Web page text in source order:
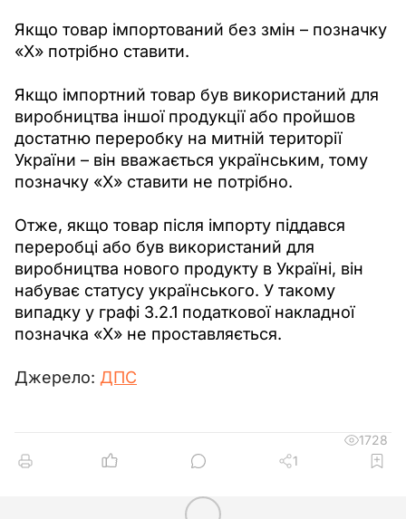
Якщо товар імпортований без змін – позначку
«Х» потрібно ставити.
Якщо імпортний товар був використаний для
виробництва іншої продукції або пройшов
достатню переробку на митній території
України – він вважається українським, тому
позначку «Х» ставити не потрібно.
Отже, якщо товар після імпорту піддався
переробці або був використаний для
виробництва нового продукту в Україні, він
набуває статусу українського. У такому
випадку у графі 3.2.1 податкової накладної
позначка «Х» не проставляється.
Джерело: ДПС
1728
1